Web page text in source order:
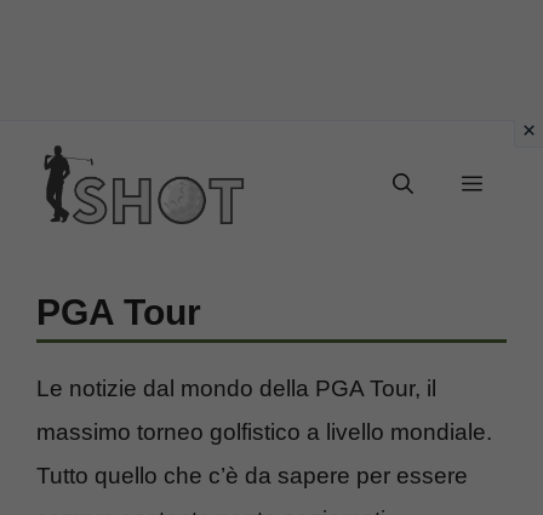
contenuto
Menu
PGA Tour
Le notizie dal mondo della PGA Tour, il
massimo torneo golfistico a livello mondiale.
Tutto quello che c’è da sapere per essere